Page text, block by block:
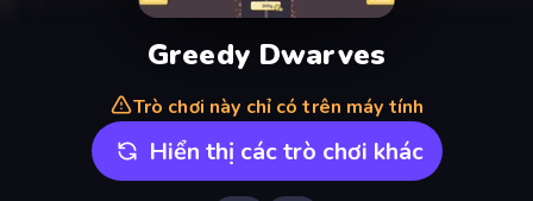
Greedy Dwarves
Trò chơi này chỉ có trên máy tính
Hiển thị các trò chơi khác